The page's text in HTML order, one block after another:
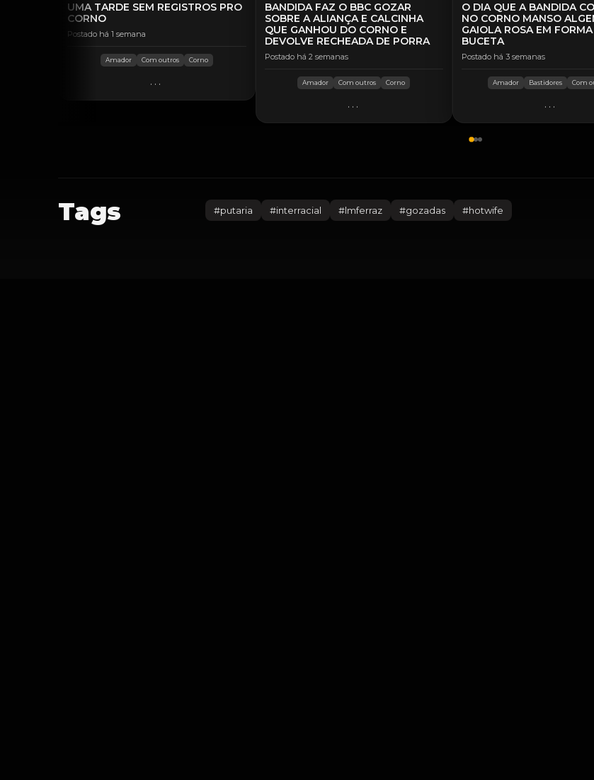
UMA TARDE SEM REGISTROS PRO
CORNO
Postado há 1 semana
Amador Com outros Corno
...
BANDIDA FAZ O BBC GOZAR
SOBRE A ALIANÇA E CALCINHA
QUE GANHOU DO CORNO E
DEVOLVE RECHEADA DE PORRA
Postado há 2 semanas
Amador Com outros Corno
...
O DIA QUE A BANDIDA
NO CORNO MANSO
GAIOLA ROSA EM FORMA
BUCETA
Postado há 3 semanas
Amador Bastidores Com
...
Tags #putaria #interracial #lmferraz #gozadas #hotwife